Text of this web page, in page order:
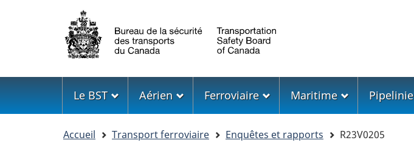
Sélection
de
la
langue
Menu
Le BST Aérien Ferroviaire Maritime
Accueil Transport ferroviaire Enquêtes et rapports R23V0205